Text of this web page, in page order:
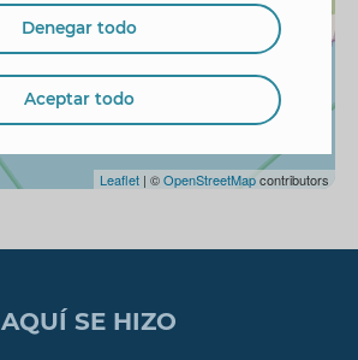
Leaflet| ©OpenStreetMapcontributors
AQUÍ SE HIZO
Denegar todo
Aceptar todo